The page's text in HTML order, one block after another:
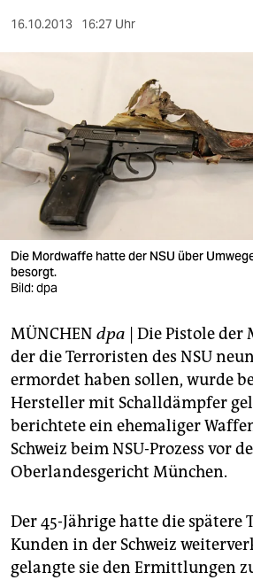
sport
berlin
nord
wahrheit
verlag
verlag
veranstaltungen
shop
fragen & hilfe
unterstützen
abo
genossenschaft
epaper login
16.10.2013 16:27 Uhr
Die Mordwaffe hatte der NSU über
besorgt.
Bild: dpa
MÜNCHEN dpa | Die Pistole der
der die Terroristen des NSU
ermordet haben sollen, wurde
Hersteller mit Schalldämpfer
berichtete ein ehemaliger
Schweiz beim NSU-Prozess vor
Oberlandesgericht München.
Der 45-Jährige hatte die spätere
Kunden in der Schweiz
gelangte sie den Ermittlungen